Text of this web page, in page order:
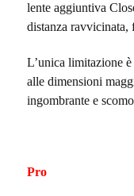
lente aggiuntiva
distanza
L’unica limitazione è
alle dimensioni
ingombrante e
Pro